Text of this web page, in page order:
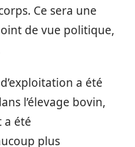
Ce sera une
de vue politique,
a été
l’élevage bovin,
a été
plus